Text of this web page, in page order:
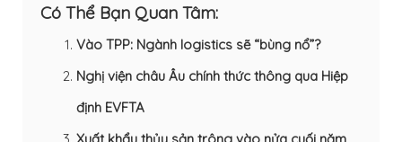
Có Thể Bạn Quan Tâm:
Vào TPP: Ngành logistics sẽ “bùng nổ”?
Nghị viện châu Âu chính thức thông qua Hiệp
định EVFTA